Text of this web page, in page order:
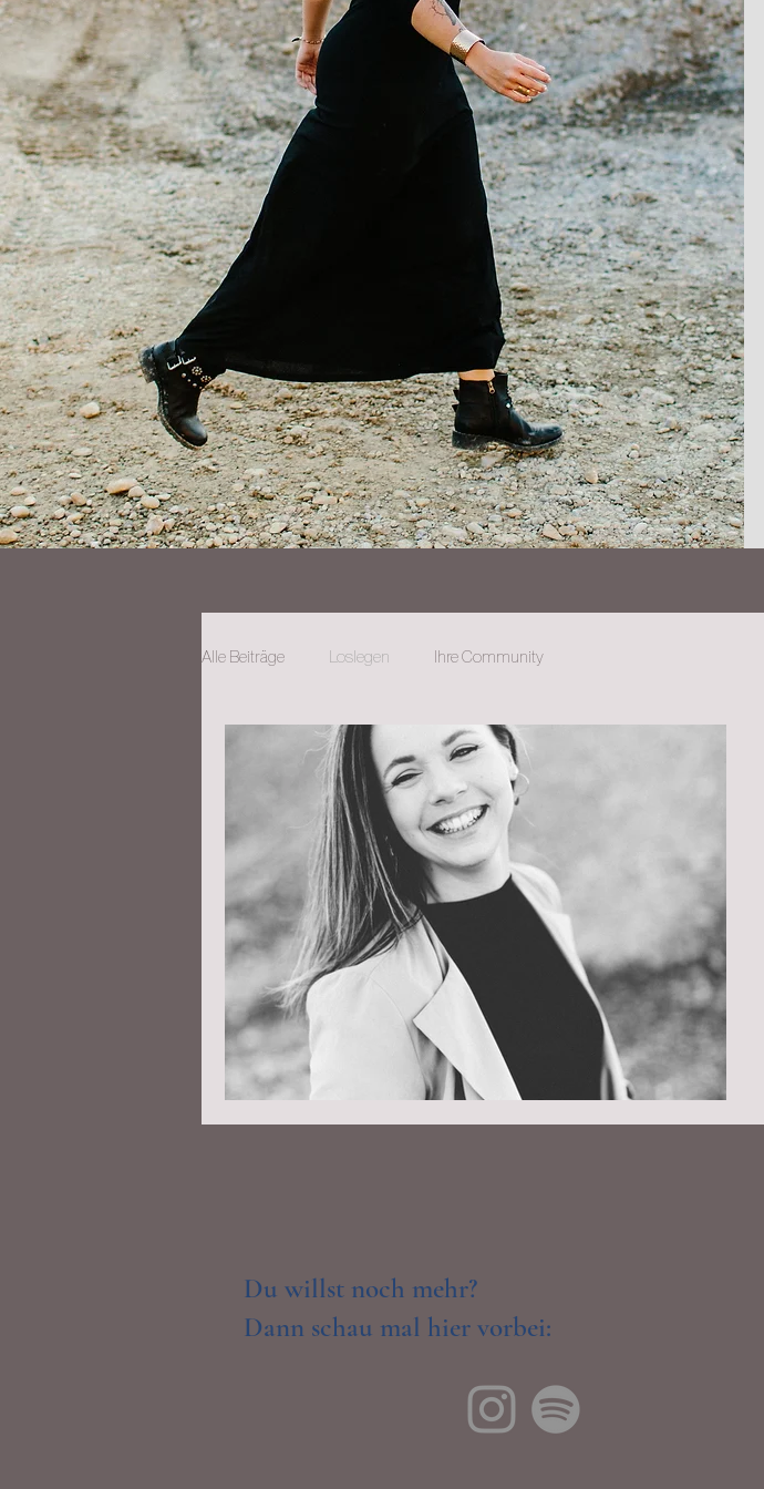
Alle Beiträge Loslegen Ihre Community
Du willst noch mehr?
Dann schau mal hier vorbei: